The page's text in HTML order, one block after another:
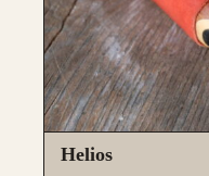
Helios